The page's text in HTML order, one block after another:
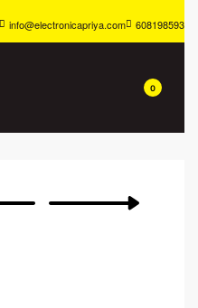
info@electronicapriya.com 608198593
0